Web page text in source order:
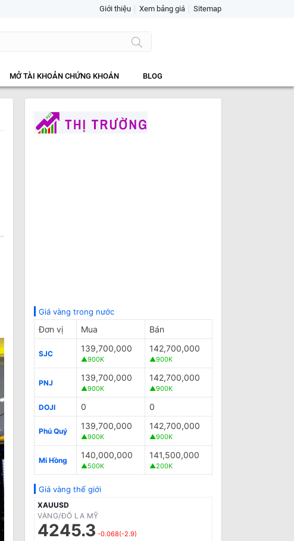
Giới thiệu Xem bảng giá Sitemap
MỞ TÀI KHOẢN CHỨNG KHOÁN BLOG
Giá vàng trong nước
Đơn vị Mua Bán
SJC
139,700,000
▲900K
142,700,000
▲900K
PNJ
139,700,000
▲900K
142,700,000
▲900K
DOJI 0 0
Phú Quý
139,700,000
▲900K
142,700,000
▲900K
Mi Hồng
140,000,000
▲500K
141,500,000
▲200K
Giá vàng thế giới
XAUUSD
VÀNG/ĐÔ LA MỸ
4245.3 -0.068(-2.9)